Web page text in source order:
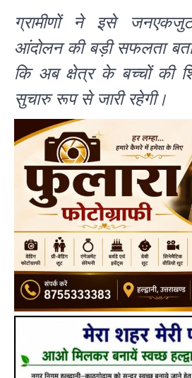
ग्रामीणों ने इसे
आंदोलन की बड़ी सफलता
कि अब क्षेत्र के बच्चों की
सुचारु रूप से जारी रहेगी।